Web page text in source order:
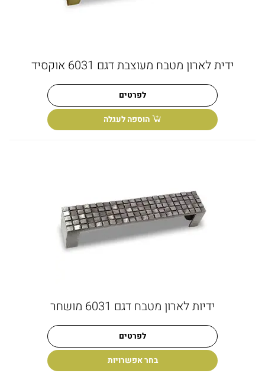
ידית לארון מטבח מעוצבת דגם 6031 אוקסיד
לפרטים
הוספה לעגלה
ידיות לארון מטבח דגם 6031 מושחר
לפרטים
בחר אפשרויות